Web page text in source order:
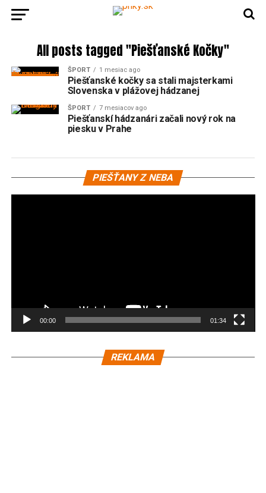
All posts tagged "Piešťanské Kočky"
ŠPORT 1 mesiac ago
Piešťanské kočky sa stali majsterkami
Slovenska v plážovej hádzanej
ŠPORT 7 mesiacov ago
Piešťanskí hádzanári začali nový rok na
piesku v Prahe
PIEŠŤANY Z NEBA
00:00 01:34
REKLAMA